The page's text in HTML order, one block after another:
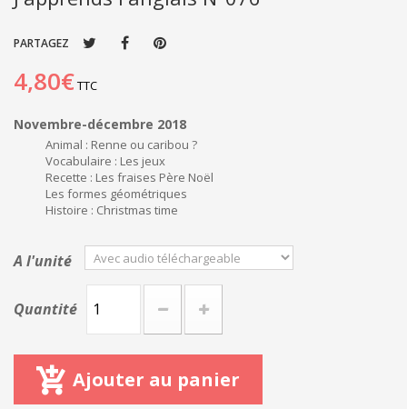
PARTAGEZ
4,80€TTC
Novembre-décembre 2018
Animal : Renne ou caribou ?
Vocabulaire : Les jeux
Recette : Les fraises Père Noël
Les formes géométriques
Histoire : Christmas time
A l'unité
Quantité
Ajouter au panier